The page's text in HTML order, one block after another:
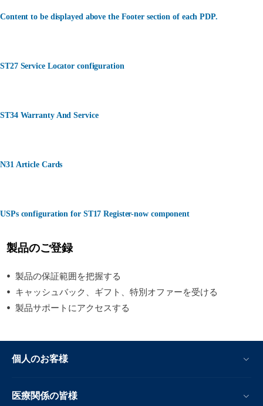
Content to be displayed above the Footer section of each PDP.
ST27 Service Locator configuration
ST34 Warranty And Service
N31 Article Cards
USPs configuration for ST17 Register-now component
製品のご登録
製品の保証範囲を把握する
キャッシュバック、ギフト、特別オファーを受ける
製品サポートにアクセスする
個人のお客様
医療関係の皆様